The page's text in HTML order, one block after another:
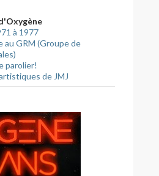
à 1977
au GRM (Groupe de
parolier!
de JMJ